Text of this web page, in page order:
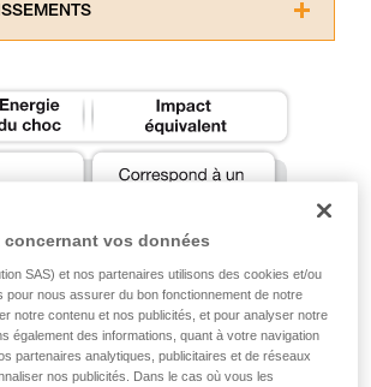
Vous devez avoir compris les
de la notice technique pour
comprendre ce complément
professionnel votre capacité à refaire
seul, en toute sécurité, avant
en autonomie.
des exemples de techniques
activité. Il peut en exister d’autres
ne décrivons pas ici.
vos données
SAS) et nos partenaires utilisons des cookies et/ou
pour nous assurer du bon fonctionnement de notre
notre contenu et nos publicités, et pour analyser notre
également des informations, quant à votre navigation
partenaires analytiques, publicitaires et de réseaux
nos publicités. Dans le cas où vous les